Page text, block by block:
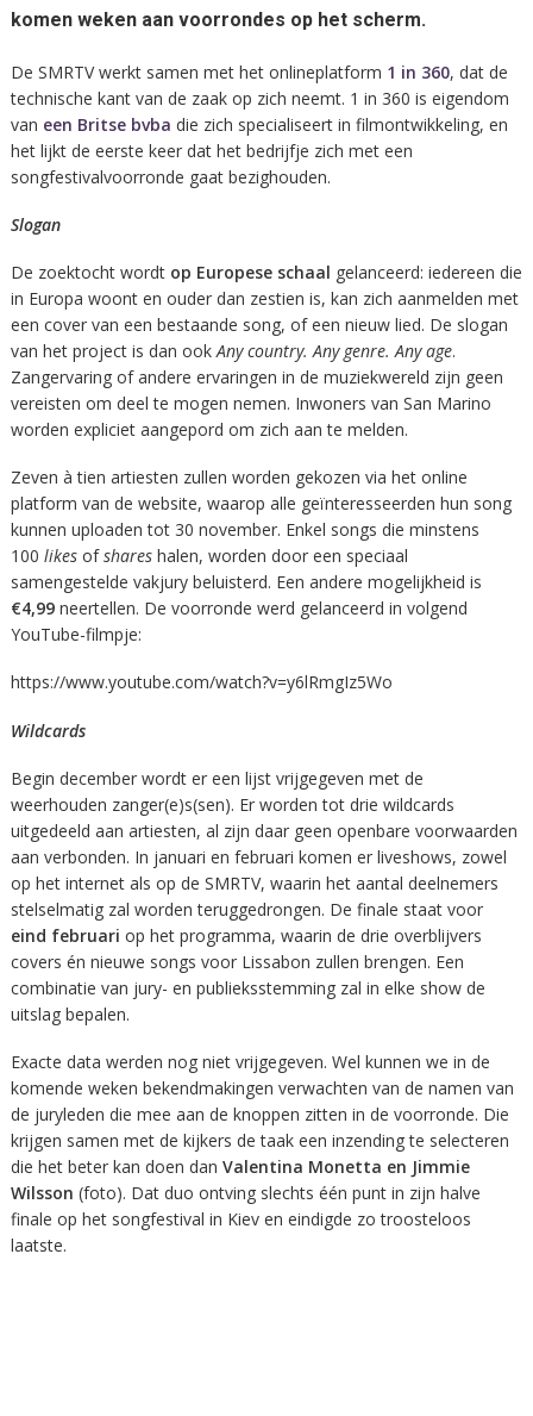
komen weken aan voorrondes op het scherm.
De SMRTV werkt samen met het onlineplatform 1 in 360, dat de
technische kant van de zaak op zich neemt. 1 in 360 is eigendom
van een Britse bvba die zich specialiseert in filmontwikkeling, en
het lijkt de eerste keer dat het bedrijfje zich met een
songfestivalvoorronde gaat bezighouden.
Slogan
De zoektocht wordt op Europese schaal gelanceerd: iedereen die
in Europa woont en ouder dan zestien is, kan zich aanmelden met
een cover van een bestaande song, of een nieuw lied. De slogan
van het project is dan ookAny country. Any genre. Any age.
Zangervaring of andere ervaringen in de muziekwereld zijn geen
vereisten om deel te mogen nemen. Inwoners van San Marino
worden expliciet aangepord om zich aan te melden.
Zeven à tien artiesten zullen worden gekozen via het online
platform van de website, waarop alle geïnteresseerden hun song
kunnen uploaden tot 30 november. Enkel songs die minstens
100 likes ofshareshalen, worden door een speciaal
samengestelde vakjury beluisterd. Een andere mogelijkheid is
€4,99neertellen. De voorronde werd gelanceerd in volgend
YouTube-filmpje:
https://www.youtube.com/watch?v=y6lRmgIz5Wo
Wildcards
Begin december wordt er een lijst vrijgegeven met de
weerhouden zanger(e)s(sen). Er worden tot drie wildcards
uitgedeeld aan artiesten, al zijn daar geen openbare voorwaarden
aan verbonden. In januari en februari komen er liveshows, zowel
op het internet als op de SMRTV, waarin het aantal deelnemers
stelselmatig zal worden teruggedrongen. De finale staat voor
eind februari op het programma, waarin de drie overblijvers
covers én nieuwe songs voor Lissabon zullen brengen. Een
combinatie van jury- en publieksstemming zal in elke show de
uitslag bepalen.
Exacte data werden nog niet vrijgegeven. Wel kunnen we in de
komende weken bekendmakingen verwachten van de namen van
de juryleden die mee aan de knoppen zitten in de voorronde. Die
krijgen samen met de kijkers de taak een inzending te selecteren
die het beter kan doen dan Valentina Monetta en Jimmie
Wilsson (foto). Dat duo ontving slechts één punt in zijn halve
finale op het songfestival in Kiev en eindigde zo troosteloos
laatste.